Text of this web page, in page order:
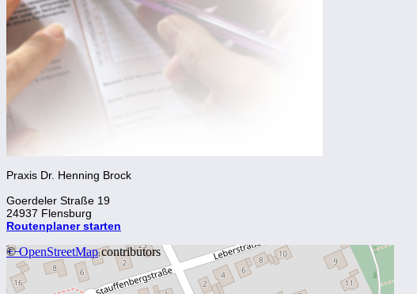
Praxis Dr. Henning Brock
Goerdeler Straße 19
24937 Flensburg
Routenplaner starten